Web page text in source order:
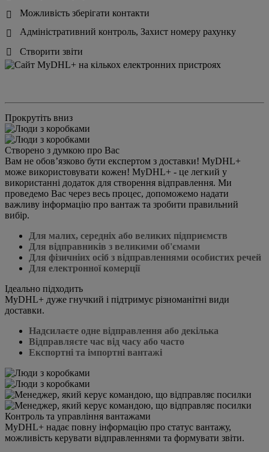

Можливість зберігати контакти

Адміністративний контроль, Захист номеру рахунку

Створити звіти
Прокрутіть вниз
Створено з думкою про Вас
Вам не обов’язково бути експертом з доставки! MyDHL+
може використовувати кожен! MyDHL+ - це легкий у
використанні додаток для створення відправлення. Ми
проведемо Вас через весь процес, допоможемо надати
важливу інформацію про вантаж та зробити правильний
вибір.
Для малих, середніх або великих підприємств
Для відправників з великими об'ємами
Для фізичніих осіб з відправленнями особистих речей
Для електронної комерції
Ідеально підходить
MyDHL+ дуже гнучкий і підтримує різноманітні види
доставки.
Надсилаєте одне відправлення або декілька
Відправляєте час від часу або часто
Експортні та імпортні вантажі
Контроль та управління вантажами
MyDHL+ надає повну інформацію про статус вантажу,
можливість керувати відправленнями та формувати звіти.